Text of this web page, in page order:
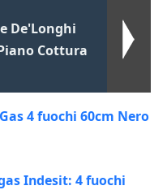
De'Longhi
Cottura
4 fuochi 60cm Nero
Indesit: 4 fuochi